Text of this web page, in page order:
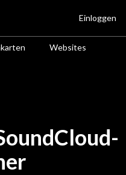
Websites
Einloggen